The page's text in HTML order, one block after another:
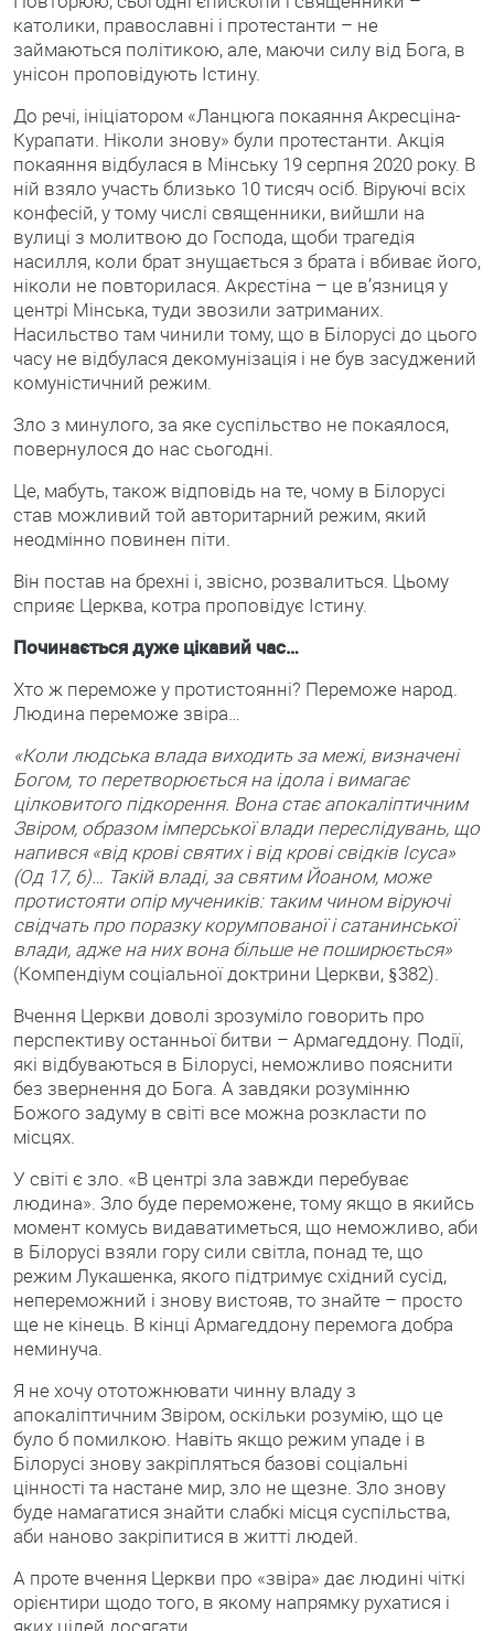
католики, православні і протестанти – не
займаються політикою, але, маючи силу від Бога, в
унісон проповідують Істину.
До речі, ініціатором «Ланцюга покаяння Акресціна-
Курапати. Ніколи знову» були протестанти. Акція
покаяння відбулася в Мінську 19 серпня 2020 року. В
ній взяло участь близько 10 тисяч осіб. Віруючі всіх
конфесій, у тому числі священники, вийшли на
вулиці з молитвою до Господа, щоби трагедія
насилля, коли брат знущається з брата і вбиває його,
ніколи не повторилася. Акрєстіна – це в’язниця у
центрі Мінська, туди звозили затриманих.
Насильство там чинили тому, що в Білорусі до цього
часу не відбулася декомунізація і не був засуджений
комуністичний режим.
Зло з минулого, за яке суспільство не покаялося,
повернулося до нас сьогодні.
Це, мабуть, також відповідь на те, чому в Білорусі
став можливий той авторитарний режим, який
неодмінно повинен піти.
Він постав на брехні і, звісно, розвалиться. Цьому
сприяє Церква, котра проповідує Істину.
Починається дуже цікавий час…
Хто ж переможе у протистоянні? Переможе народ.
Людина переможе звіра…
«Коли людська влада виходить за межі, визначені
Богом, то перетворюється на ідола і вимагає
цілковитого підкорення. Вона стає апокаліптичним
Звіром, образом імперської влади переслідувань, що
напився «від крові святих і від крові свідків Ісуса»
(Од 17, 6)… Такій владі, за святим Йоаном, може
протистояти опір мучеників: таким чином віруючі
свідчать про поразку корумпованої і сатанинської
влади, адже на них вона більше не поширюється»
(Компендіум соціальної доктрини Церкви, §382).
Вчення Церкви доволі зрозуміло говорить про
перспективу останньої битви – Армагеддону. Події,
які відбуваються в Білорусі, неможливо пояснити
без звернення до Бога. А завдяки розумінню
Божого задуму в світі все можна розкласти по
місцях.
У світі є зло. «В центрі зла завжди перебуває
людина». Зло буде переможене, тому якщо в якийсь
момент комусь видаватиметься, що неможливо, аби
в Білорусі взяли гору сили світла, понад те, що
режим Лукашенка, якого підтримує східний сусід,
непереможний і знову вистояв, то знайте – просто
ще не кінець. В кінці Армагеддону перемога добра
неминуча.
Я не хочу ототожнювати чинну владу з
апокаліптичним Звіром, оскільки розумію, що це
було б помилкою. Навіть якщо режим упаде і в
Білорусі знову закріпляться базові соціальні
цінності та настане мир, зло не щезне. Зло знову
буде намагатися знайти слабкі місця суспільства,
аби наново закріпитися в житті людей.
А проте вчення Церкви про «звіра» дає людині чіткі
орієнтири щодо того, в якому напрямку рухатися і